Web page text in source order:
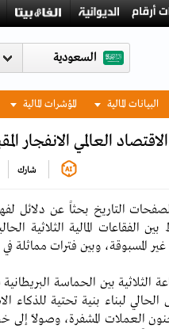
السعودية
البيانات المالية المؤشرات المالية
شارك
التاريخ بحثاً عن دلائل
الفقاعات المالية الثلاثية
المسبوقة، وبين فترات مماثلة في
الثلاثية بين الحماسة
لبناء بنية تحتية للذكاء
جنون العملات المشفرة، وصولاً